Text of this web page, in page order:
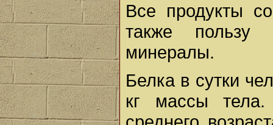
Все продукты
также пользу
минералы.
Белка в сутки
кг массы